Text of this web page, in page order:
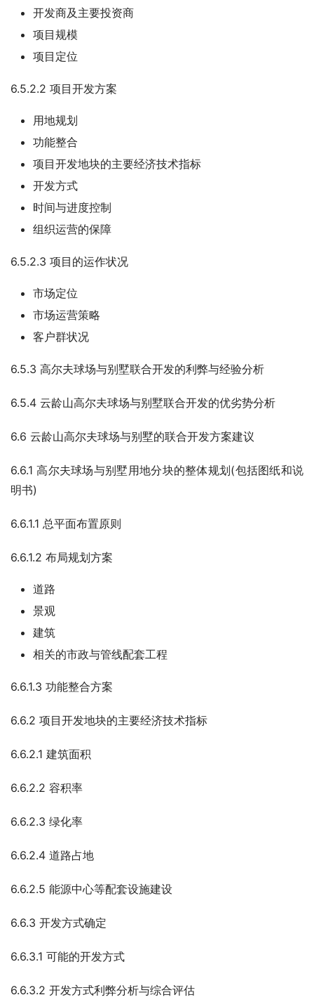
开发商及主要投资商
项目规模
项目定位
6.5.2.2 项目开发方案
用地规划
功能整合
项目开发地块的主要经济技术指标
开发方式
时间与进度控制
组织运营的保障
6.5.2.3 项目的运作状况
市场定位
市场运营策略
客户群状况
6.5.3 高尔夫球场与别墅联合开发的利弊与经验分析
6.5.4 云龄山高尔夫球场与别墅联合开发的优劣势分析
6.6 云龄山高尔夫球场与别墅的联合开发方案建议
6.6.1 高尔夫球场与别墅用地分块的整体规划(包括图纸和说
明书)
6.6.1.1 总平面布置原则
6.6.1.2 布局规划方案
道路
景观
建筑
相关的市政与管线配套工程
6.6.1.3 功能整合方案
6.6.2 项目开发地块的主要经济技术指标
6.6.2.1 建筑面积
6.6.2.2 容积率
6.6.2.3 绿化率
6.6.2.4 道路占地
6.6.2.5 能源中心等配套设施建设
6.6.3 开发方式确定
6.6.3.1 可能的开发方式
6.6.3.2 开发方式利弊分析与综合评估